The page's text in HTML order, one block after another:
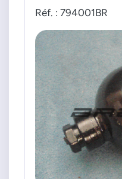
Réf. : 794001BR